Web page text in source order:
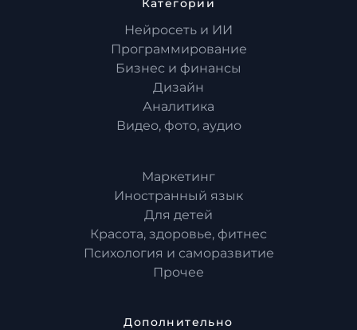
Категории
Нейросеть и ИИ
Программирование
Бизнес и финансы
Дизайн
Аналитика
Видео, фото, аудио
Маркетинг
Иностранный язык
Для детей
Красота, здоровье, фитнес
Психология и саморазвитие
Прочее
Дополнительно